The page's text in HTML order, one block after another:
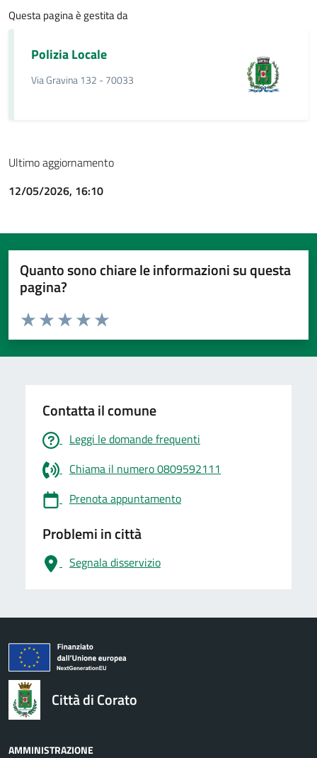
Questa pagina è gestita da
Polizia Locale
Via Gravina 132 - 70033
Ultimo aggiornamento
12/05/2026, 16:10
Quanto sono chiare le informazioni su questa
pagina?
Valuta da 1 a 5 stelle la pagina
Valuta 5 stelle su 5
Valuta 4 stelle su 5
Valuta 3 stelle su 5
Valuta 2 stelle su 5
Valuta 1 stelle su 5
Contatta il comune
Leggi le domande frequenti
Chiama il numero 0809592111
Prenota appuntamento
Problemi in città
Segnala disservizio
logo Unione Europea
Città di Corato
AMMINISTRAZIONE